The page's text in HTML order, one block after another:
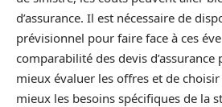
d’assurance. Il est nécessaire de
prévisionnel pour faire face à ces
comparabilité des devis
mieux évaluer les offres et de
mieux les besoins spécifiques de la